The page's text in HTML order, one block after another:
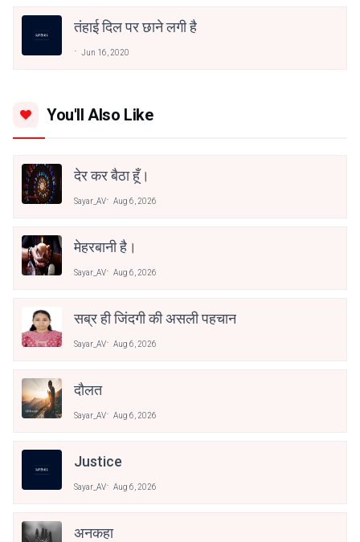
तंहाई दिल पर छाने लगी है
Jun 16, 2020
You'll Also Like
देर कर बैठा हूँ।
Sayar_AV Aug 6, 2026
मेहरबानी है।
Sayar_AV Aug 6, 2026
सब्र ही जिंदगी की असली पहचान
Sayar_AV Aug 6, 2026
दौलत
Sayar_AV Aug 6, 2026
Justice
Sayar_AV Aug 6, 2026
अनकहा